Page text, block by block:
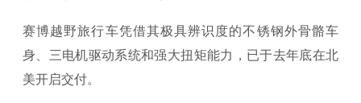
赛博越野旅行车凭借其极具辨识度的不锈钢外骨骼车
身、三电机驱动系统和强大扭矩能力，已于去年底在北
美开启交付。